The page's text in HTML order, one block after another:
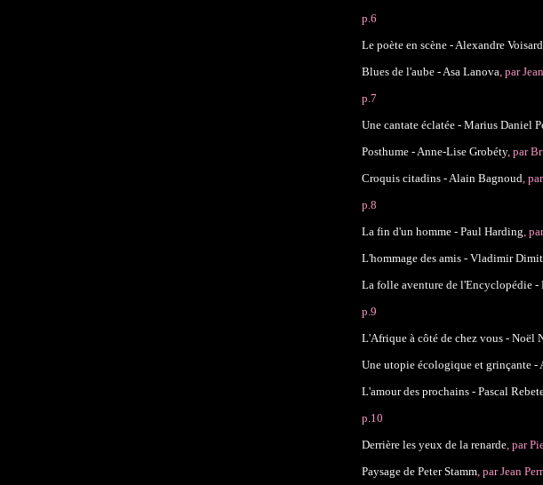
p.6
Le poète en scène - Alexandre Voisard
Blues de l'aube - Asa Lanova, par
p.7
Une cantate éclatée - Marius Daniel
Posthume - Anne-Lise Grobéty, par
Croquis citadins - Alain Bagnoud,
p.8
La fin d'un homme - Paul Harding,
L'hommage des amis - Vladimir
La folle aventure de l'Encyclopédie -
p.9
L'Afrique à côté de chez vous - Noël
Une utopie écologique et grinçante -
L'amour des prochains - Pascal
p.10
Derrière les yeux de la renarde, par
Paysage de Peter Stamm, par Jean